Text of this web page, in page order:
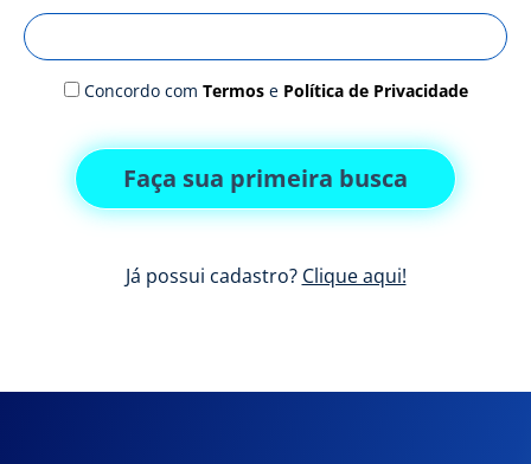
Concordo com Termose Política de Privacidade
Faça sua primeira busca
Já possui cadastro? Clique aqui!